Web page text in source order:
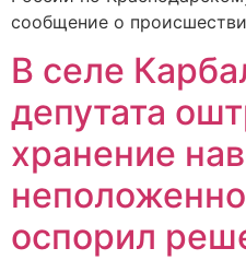
сообщение о
В селе
депутата
хранение
оспорил